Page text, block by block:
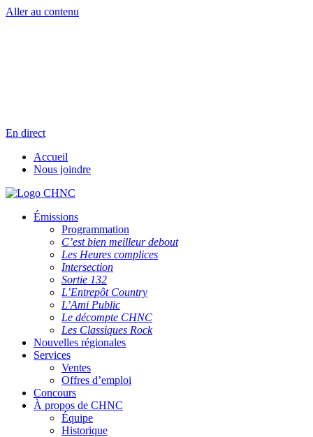
Aller au contenu
En direct
Accueil
Nous joindre
Émissions
Programmation
C’est bien meilleur debout
Les Heures complices
Intersection
Sortie 132
L’Entrepôt Country
L’Ami Public
Le décompte CHNC
Les Classiques Rock
Nouvelles régionales
Services
Ventes
Offres d’emploi
Concours
À propos de CHNC
Équipe
Historique